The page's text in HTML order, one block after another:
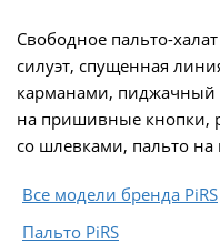
Свободное пальто-
силуэт, спущенная
карманами, пиджачный
на пришивные кнопки,
со шлевками, пальто на
Все модели бренда PiRS
Пальто PiRS